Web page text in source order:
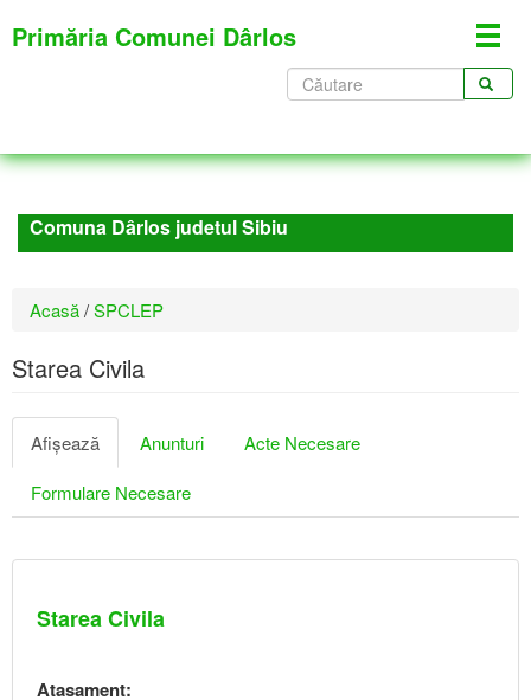
Primăria Comunei Dârlos
Formular
de
Comuna Dârlos judetul Sibiu
Eşti
aici
Acasă/SPCLEP
Starea Civila
Taburi
primare
Afişează
activ)
Anunturi
Acte Necesare
Formulare Necesare
Starea Civila
Atasament: